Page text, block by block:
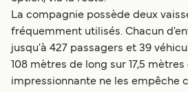
La compagnie possède deux
fréquemment utilisés. Chacun
jusqu'à 427 passagers et 39
108 mètres de long sur 17,5
impressionnante ne les empêche